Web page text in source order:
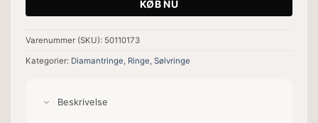
KØB NU
Varenummer (SKU): 50110173
Kategorier: Diamantringe, Ringe, Sølvringe
Beskrivelse